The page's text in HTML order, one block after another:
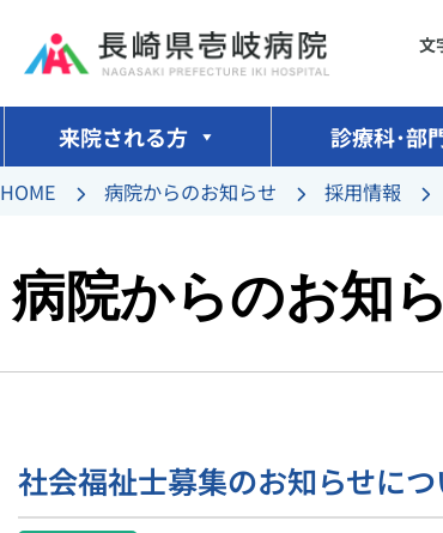
コ
ン
ン
ツ
ス
キ
文
来院される方 診療科･部
HOME 病院からのお知らせ 採用情報
病院からのお知
社会福祉士募集のお知らせにつ